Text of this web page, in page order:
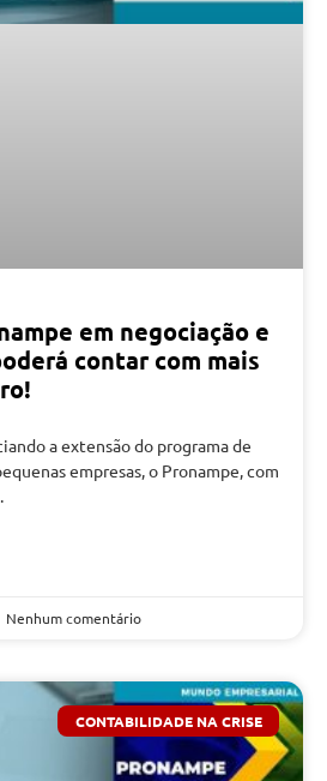
em negociação e
contar com mais
a extensão do programa de
empresas, o Pronampe, com
Nenhum comentário
CONTABILIDADE NA CRISE